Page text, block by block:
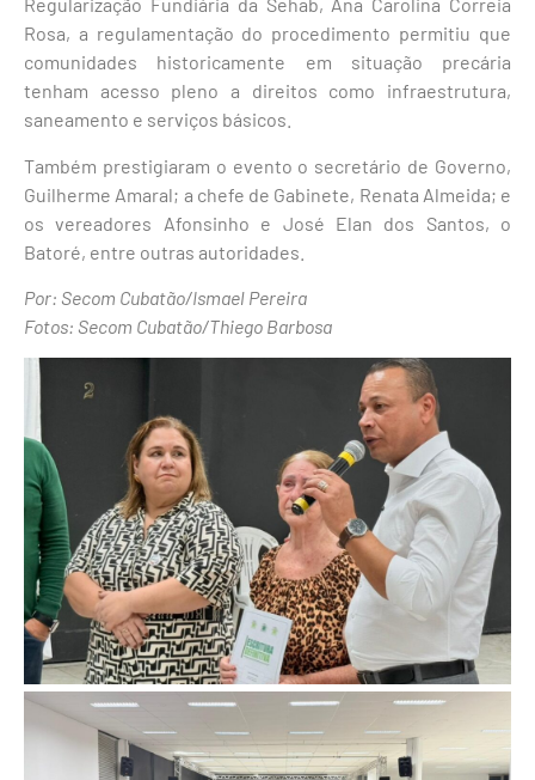
Rosa, a regulamentação do procedimento permitiu que
comunidades historicamente em situação precária
tenham acesso pleno a direitos como infraestrutura,
saneamento e serviços básicos.
Também prestigiaram o evento o secretário de Governo,
Guilherme Amaral; a chefe de Gabinete, Renata Almeida; e
os vereadores Afonsinho e José Elan dos Santos, o
Batoré, entre outras autoridades.
Por: Secom Cubatão/Ismael Pereira
Fotos: Secom Cubatão/Thiego Barbosa